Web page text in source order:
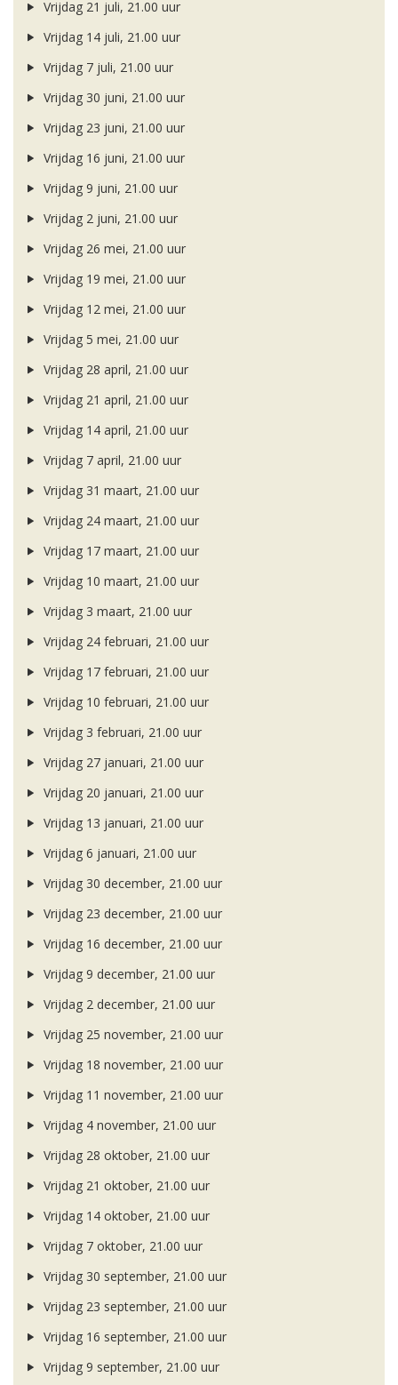
Vrijdag 21 juli, 21.00 uur
Vrijdag 14 juli, 21.00 uur
Vrijdag 7 juli, 21.00 uur
Vrijdag 30 juni, 21.00 uur
Vrijdag 23 juni, 21.00 uur
Vrijdag 16 juni, 21.00 uur
Vrijdag 9 juni, 21.00 uur
Vrijdag 2 juni, 21.00 uur
Vrijdag 26 mei, 21.00 uur
Vrijdag 19 mei, 21.00 uur
Vrijdag 12 mei, 21.00 uur
Vrijdag 5 mei, 21.00 uur
Vrijdag 28 april, 21.00 uur
Vrijdag 21 april, 21.00 uur
Vrijdag 14 april, 21.00 uur
Vrijdag 7 april, 21.00 uur
Vrijdag 31 maart, 21.00 uur
Vrijdag 24 maart, 21.00 uur
Vrijdag 17 maart, 21.00 uur
Vrijdag 10 maart, 21.00 uur
Vrijdag 3 maart, 21.00 uur
Vrijdag 24 februari, 21.00 uur
Vrijdag 17 februari, 21.00 uur
Vrijdag 10 februari, 21.00 uur
Vrijdag 3 februari, 21.00 uur
Vrijdag 27 januari, 21.00 uur
Vrijdag 20 januari, 21.00 uur
Vrijdag 13 januari, 21.00 uur
Vrijdag 6 januari, 21.00 uur
Vrijdag 30 december, 21.00 uur
Vrijdag 23 december, 21.00 uur
Vrijdag 16 december, 21.00 uur
Vrijdag 9 december, 21.00 uur
Vrijdag 2 december, 21.00 uur
Vrijdag 25 november, 21.00 uur
Vrijdag 18 november, 21.00 uur
Vrijdag 11 november, 21.00 uur
Vrijdag 4 november, 21.00 uur
Vrijdag 28 oktober, 21.00 uur
Vrijdag 21 oktober, 21.00 uur
Vrijdag 14 oktober, 21.00 uur
Vrijdag 7 oktober, 21.00 uur
Vrijdag 30 september, 21.00 uur
Vrijdag 23 september, 21.00 uur
Vrijdag 16 september, 21.00 uur
Vrijdag 9 september, 21.00 uur